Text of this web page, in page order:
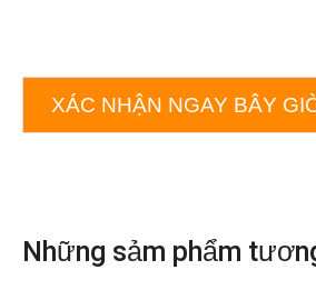
XÁC NHẬN NGAY BÂY
Những sảm phẩm